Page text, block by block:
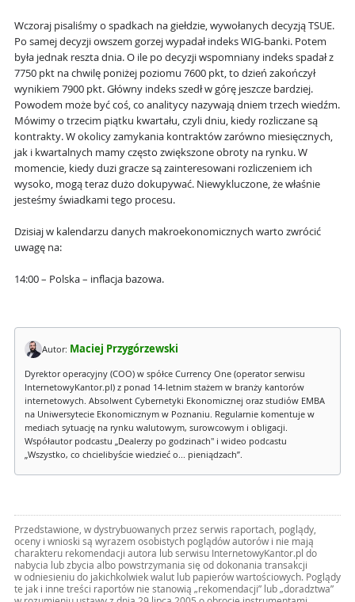
Wczoraj pisaliśmy o spadkach na giełdzie, wywołanych decyzją TSUE.
Po samej decyzji owszem gorzej wypadał indeks WIG-banki. Potem
była jednak reszta dnia. O ile po decyzji wspomniany indeks spadał z
7750 pkt na chwilę poniżej poziomu 7600 pkt, to dzień zakończył
wynikiem 7900 pkt. Główny indeks szedł w górę jeszcze bardziej.
Powodem może być coś, co analitycy nazywają dniem trzech wiedźm.
Mówimy o trzecim piątku kwartału, czyli dniu, kiedy rozliczane są
kontrakty. W okolicy zamykania kontraktów zarówno miesięcznych,
jak i kwartalnych mamy często zwiększone obroty na rynku. W
momencie, kiedy duzi gracze są zainteresowani rozliczeniem ich
wysoko, mogą teraz dużo dokupywać. Niewykluczone, że właśnie
jesteśmy świadkami tego procesu.
Dzisiaj w kalendarzu danych makroekonomicznych warto zwrócić
uwagę na:
14:00 – Polska – inflacja bazowa.
Autor: Maciej Przygórzewski
Dyrektor operacyjny (COO) w spółce Currency One (operator serwisu
InternetowyKantor.pl) z ponad 14-letnim stażem w branży kantorów
internetowych. Absolwent Cybernetyki Ekonomicznej oraz studiów EMBA
na Uniwersytecie Ekonomicznym w Poznaniu. Regularnie komentuje w
mediach sytuację na rynku walutowym, surowcowym i obligacji.
Współautor podcastu „Dealerzy po godzinach" i wideo podcastu
„Wszystko, co chcielibyście wiedzieć o... pieniądzach”.
Przedstawione, w dystrybuowanych przez serwis raportach, poglądy,
oceny i wnioski są wyrazem osobistych poglądów autorów i nie mają
charakteru rekomendacji autora lub serwisu InternetowyKantor.pl do
nabycia lub zbycia albo powstrzymania się od dokonania transakcji
w odniesieniu do jakichkolwiek walut lub papierów wartościowych. Poglądy
te jak i inne treści raportów nie stanowią „rekomendacji” lub „doradztwa”